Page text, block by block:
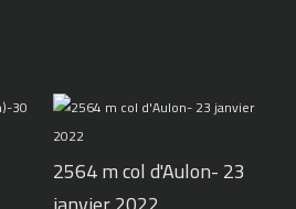
2564 m col d'Aulon- 23